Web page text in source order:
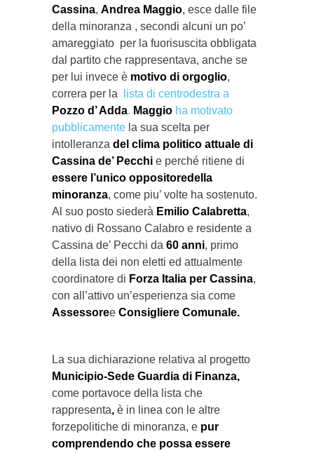
Cassina, Andrea Maggio, esce dalle file
della minoranza , secondi alcuni un po’
amareggiato per la fuorisuscita obbligata
dal partito che rappresentava, anche se
per lui invece è motivo di orgoglio,
correra per la
lista di centrodestra a
Pozzo d’ Adda. Maggio ha motivato
pubblicamente la sua scelta per
intolleranza del clima politico attuale di
Cassina de’ Pecchi e perché ritiene di
essere l’unico oppositoredella
minoranza, come piu’ volte ha sostenuto.
Al suo posto siederà Emilio Calabretta,
nativo di Rossano Calabro e residente a
Cassina de’ Pecchi da 60 anni, primo
della lista dei non eletti ed attualmente
coordinatore di Forza Italia per Cassina,
con all’attivo un’esperienza sia come
Assessoree Consigliere Comunale.
La sua dichiarazione relativa al progetto
Municipio-Sede Guardia di Finanza,
come portavoce della lista che
rappresenta, è in linea con le altre
forzepolitiche di minoranza, e pur
comprendendo che possa essere